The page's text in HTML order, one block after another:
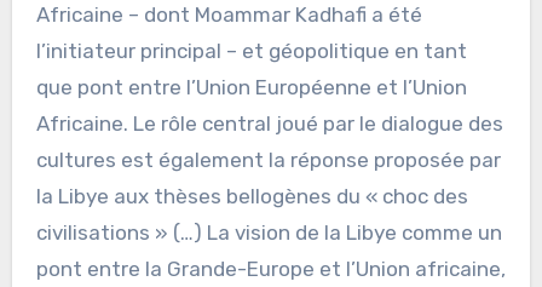
Africaine – dont Moammar Kadhafi a été
l’initiateur principal – et géopolitique en tant
que pont entre l’Union Européenne et l’Union
Africaine. Le rôle central joué par le dialogue des
cultures est également la réponse proposée par
la Libye aux thèses bellogènes du « choc des
civilisations » (…) La vision de la Libye comme un
pont entre la Grande-Europe et l’Union africaine,